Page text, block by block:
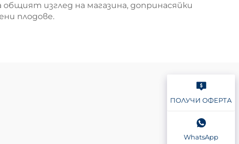
изглед на магазина, допринасяйки
плодове.
ПОЛУЧИ ОФЕРТА
WhatsApp